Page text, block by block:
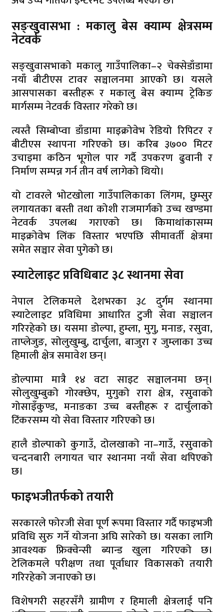
सङ्खुवासभा : मकालु बेस क्याम्प क्षेत्रसम्म
नेटवर्क
सङ्खुवासभाको मकालु गाउँपालिका–२ चेक्सेडाँडामा
नयाँ बीटीएस टावर सञ्चालनमा आएको छ। यसले
आसपासका बस्तीहरू र मकालु बेस क्याम्प ट्रेकिङ
मार्गसम्म नेटवर्क विस्तार गरेको छ।
त्यस्तै सिम्बोप्वा डाँडामा माइक्रोवेभ रेडियो रिपिटर र
बीटीएस स्थापना गरिएको छ। करिब ३७०० मिटर
उचाइमा कठिन भूगोल पार गर्दै उपकरण ढुवानी र
निर्माण सम्पन्न गर्न तीन वर्ष लागेको थियो।
यो टावरले भोटखोला गाउँपालिकाका लिंगम, छुम्सुर
लगायतका बस्ती तथा कोशी राजमार्गको उच्च खण्डमा
नेटवर्क उपलब्ध गराएको छ। किमाथांकासम्म
माइक्रोवेभ लिंक विस्तार भएपछि सीमावर्ती क्षेत्रमा
समेत सञ्चार सेवा पुगेको छ।
स्याटेलाइट प्रविधिबाट ३८ स्थानमा सेवा
नेपाल टेलिकमले देशभरका ३८ दुर्गम स्थानमा
स्याटेलाइट प्रविधिमा आधारित टुजी सेवा सञ्चालन
गरिरहेको छ। यसमा डोल्पा, हुम्ला, मुगु, मनाङ, रसुवा,
ताप्लेजुङ, सोलुखुम्बु, दार्चुला, बाजुरा र जुम्लाका उच्च
हिमाली क्षेत्र समावेश छन्।
डोल्पामा मात्रै १४ वटा साइट सञ्चालनमा छन्।
सोलुखुम्बुको गोरक्छेप, मुगुको रारा क्षेत्र, रसुवाको
गोसाइँकुण्ड, मनाङका उच्च बस्तीहरू र दार्चुलाको
टिंकरसम्म यो सेवा विस्तार गरिएको छ।
हालै डोल्पाको कुगाउँ, दोलखाको ना–गाउँ, रसुवाको
चन्दनबारी लगायत चार स्थानमा नयाँ सेवा थपिएको
छ।
फाइभजीतर्फको तयारी
सरकारले फोरजी सेवा पूर्ण रूपमा विस्तार गर्दै फाइभजी
प्रविधि सुरु गर्ने योजना अघि सारेको छ। यसका लागि
आवश्यक फ्रिक्वेन्सी ब्यान्ड खुला गरिएको छ।
टेलिकमले परीक्षण तथा पूर्वाधार विकासको तयारी
गरिरहेको जनाएको छ।
विशेषगरी सहरसँगै ग्रामीण र हिमाली क्षेत्रलाई पनि